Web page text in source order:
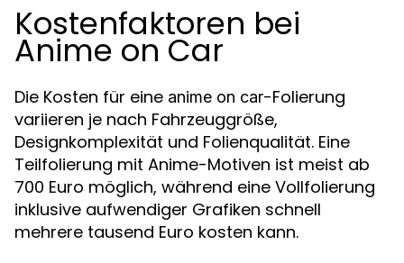
Kostenfaktoren bei
Anime on Car
Die Kosten für eine anime on car-Folierung
variieren je nach Fahrzeuggröße,
Designkomplexität und Folienqualität. Eine
Teilfolierung mit Anime-Motiven ist meist ab
700 Euro möglich, während eine Vollfolierung
inklusive aufwendiger Grafiken schnell
mehrere tausend Euro kosten kann.